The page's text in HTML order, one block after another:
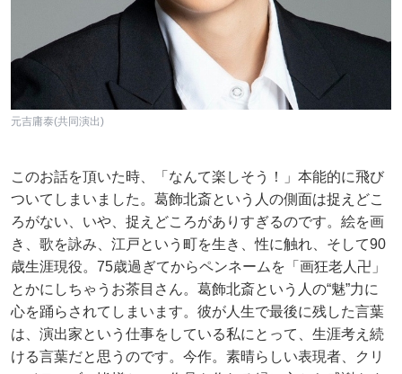
元吉庸泰(共同演出)
このお話を頂いた時、「なんて楽しそう！」本能的に飛び
ついてしまいました。葛飾北斎という人の側面は捉えどこ
ろがない、いや、捉えどころがありすぎるのです。絵を画
き、歌を詠み、江戸という町を生き、性に触れ、そして90
歳生涯現役。75歳過ぎてからペンネームを「画狂老人卍」
とかにしちゃうお茶目さん。葛飾北斎という人の“魅”力に
心を踊らされてしまいます。彼が人生で最後に残した言葉
は、演出家という仕事をしている私にとって、生涯考え続
ける言葉だと思うのです。今作。素晴らしい表現者、クリ